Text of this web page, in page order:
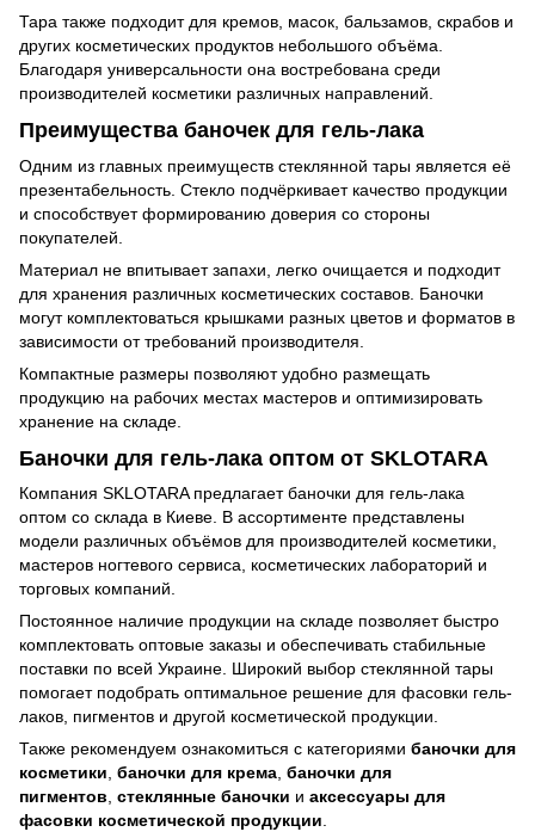
Тара также подходит для кремов, масок, бальзамов, скрабов и
других косметических продуктов небольшого объёма.
Благодаря универсальности она востребована среди
производителей косметики различных направлений.
Преимущества баночек для гель-лака
Одним из главных преимуществ стеклянной тары является её
презентабельность. Стекло подчёркивает качество продукции
и способствует формированию доверия со стороны
покупателей.
Материал не впитывает запахи, легко очищается и подходит
для хранения различных косметических составов. Баночки
могут комплектоваться крышками разных цветов и форматов в
зависимости от требований производителя.
Компактные размеры позволяют удобно размещать
продукцию на рабочих местах мастеров и оптимизировать
хранение на складе.
Баночки для гель-лака оптом от SKLOTARA
Компания SKLOTARA предлагает баночки для гель-лака
оптом со склада в Киеве. В ассортименте представлены
модели различных объёмов для производителей косметики,
мастеров ногтевого сервиса, косметических лабораторий и
торговых компаний.
Постоянное наличие продукции на складе позволяет быстро
комплектовать оптовые заказы и обеспечивать стабильные
поставки по всей Украине. Широкий выбор стеклянной тары
помогает подобрать оптимальное решение для фасовки гель-
лаков, пигментов и другой косметической продукции.
Также рекомендуем ознакомиться с категориями баночки для
косметики баночки для крема баночки для
пигментов стеклянные баночки и аксессуары для
фасовки косметической продукции